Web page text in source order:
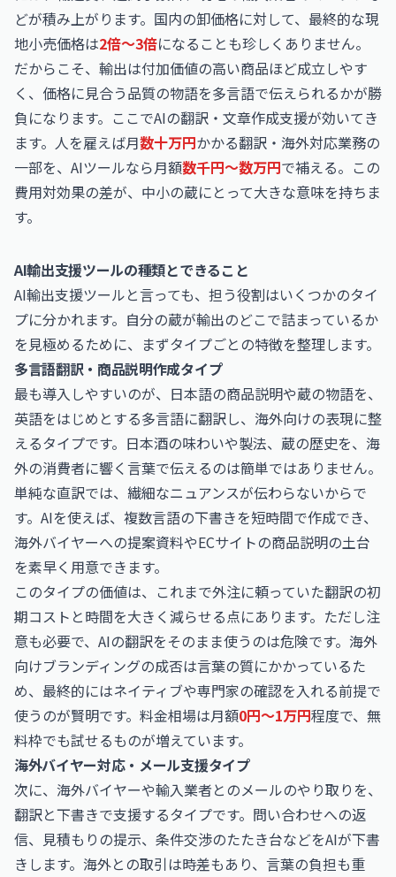
どが積み上がります。国内の卸価格に対して、最終的な現
地小売価格は2倍〜3倍になることも珍しくありません。
だからこそ、輸出は付加価値の高い商品ほど成立しやす
く、価格に見合う品質の物語を多言語で伝えられるかが勝
負になります。ここでAIの翻訳・文章作成支援が効いてき
ます。人を雇えば月数十万円かかる翻訳・海外対応業務の
一部を、AIツールなら月額数千円〜数万円で補える。この
費用対効果の差が、中小の蔵にとって大きな意味を持ちま
す。
AI輸出支援ツールの種類とできること
AI輸出支援ツールと言っても、担う役割はいくつかのタイ
プに分かれます。自分の蔵が輸出のどこで詰まっているか
を見極めるために、まずタイプごとの特徴を整理します。
多言語翻訳・商品説明作成タイプ
最も導入しやすいのが、日本語の商品説明や蔵の物語を、
英語をはじめとする多言語に翻訳し、海外向けの表現に整
えるタイプです。日本酒の味わいや製法、蔵の歴史を、海
外の消費者に響く言葉で伝えるのは簡単ではありません。
単純な直訳では、繊細なニュアンスが伝わらないからで
す。AIを使えば、複数言語の下書きを短時間で作成でき、
海外バイヤーへの提案資料やECサイトの商品説明の土台
を素早く用意できます。
このタイプの価値は、これまで外注に頼っていた翻訳の初
期コストと時間を大きく減らせる点にあります。ただし注
意も必要で、AIの翻訳をそのまま使うのは危険です。海外
向けブランディングの成否は言葉の質にかかっているた
め、最終的にはネイティブや専門家の確認を入れる前提で
使うのが賢明です。料金相場は月額0円〜1万円程度で、無
料枠でも試せるものが増えています。
海外バイヤー対応・メール支援タイプ
次に、海外バイヤーや輸入業者とのメールのやり取りを、
翻訳と下書きで支援するタイプです。問い合わせへの返
信、見積もりの提示、条件交渉のたたき台などをAIが下書
きします。海外との取引は時差もあり、言葉の負担も重